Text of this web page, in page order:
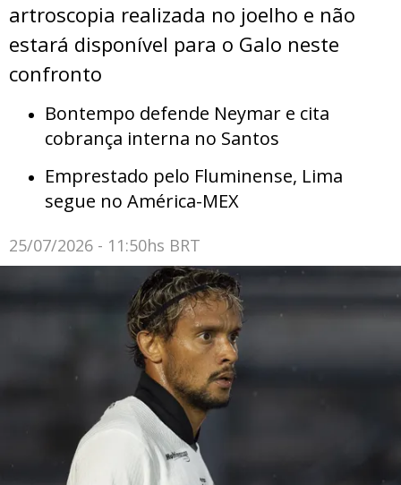
artroscopia realizada no joelho e não
estará disponível para o Galo neste
confronto
Bontempo defende Neymar e cita
cobrança interna no Santos
Emprestado pelo Fluminense, Lima
segue no América-MEX
25/07/2026 - 11:50hs BRT